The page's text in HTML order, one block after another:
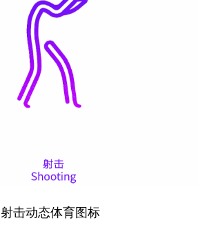
射击动态体育图标